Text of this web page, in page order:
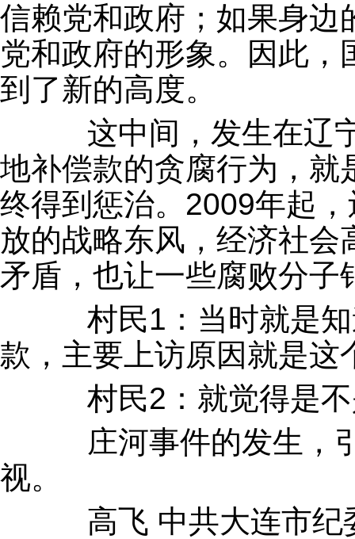
信赖党和政府；如果身边
党和政府的形象。因此
到了新的高度。
这中间，发生在辽宁
地补偿款的贪腐行为，就
终得到惩治。2009年起
放的战略东风，经济社
矛盾，也让一些腐败分子
村民1：当时就是知
款，主要上访原因就是这
村民2：就觉得是不
庄河事件的发生，引
视。
高飞 中共大连市纪